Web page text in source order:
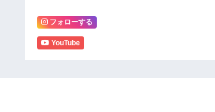
フォローする
YouTube